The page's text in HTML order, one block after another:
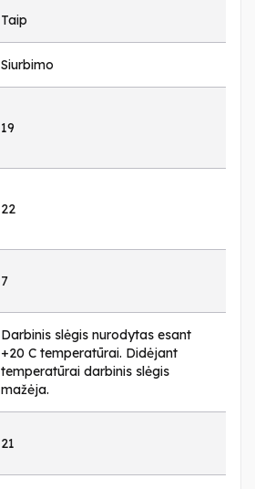
Taip
Siurbimo
19
22
7
Darbinis slėgis nurodytas esant
+20 C temperatūrai. Didėjant
temperatūrai darbinis slėgis
mažėja.
21